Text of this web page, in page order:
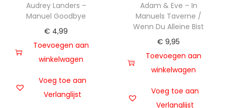
Audrey Landers –
Manuel Goodbye
€ 4,99
Toevoegen aan
winkelwagen
Voeg toe aan
Verlanglijst
Adam & Eve – In
Manuels Taverne /
Wenn Du Alleine Bist
€ 9,95
Toevoegen aan
winkelwagen
Voeg toe aan
Verlanglijst